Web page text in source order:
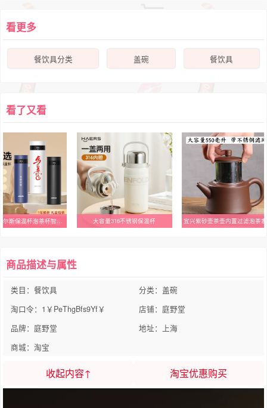
看更多
餐饮具分类 盖碗 餐饮具
看了又看
鸿蒙智选哈尔斯保温杯泡茶杯智能水杯温度显示提醒喝水企业团购 大容量316不锈钢保温杯 宜兴紫砂壶茶壶内置过滤泡茶家用壶大容量手工壶陶瓷茶具老式单壶 乐
商品描述与属性
类目：餐饮具
分类：盖碗
淘口令：1￥PeThgBfs9Yf￥
店铺：庭野堂
品牌：庭野堂
地址：上海
商城：淘宝
收起内容↑ 淘宝优惠购买